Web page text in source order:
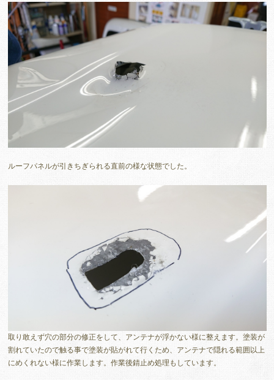
ルーフパネルが引きちぎられる直前の様な状態でした。
取り敢えず穴の部分の修正をして、アンテナが浮かない様に整えます。塗装が
割れていたので触る事で塗装が貼がれて行くため、アンテナで隠れる範囲以上
にめくれない様に作業します。作業後錆止め処理もしています。